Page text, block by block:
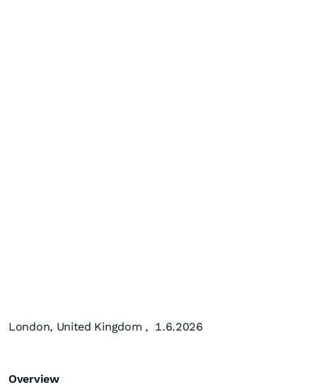
London, United Kingdom , 1.6.2026
Overview